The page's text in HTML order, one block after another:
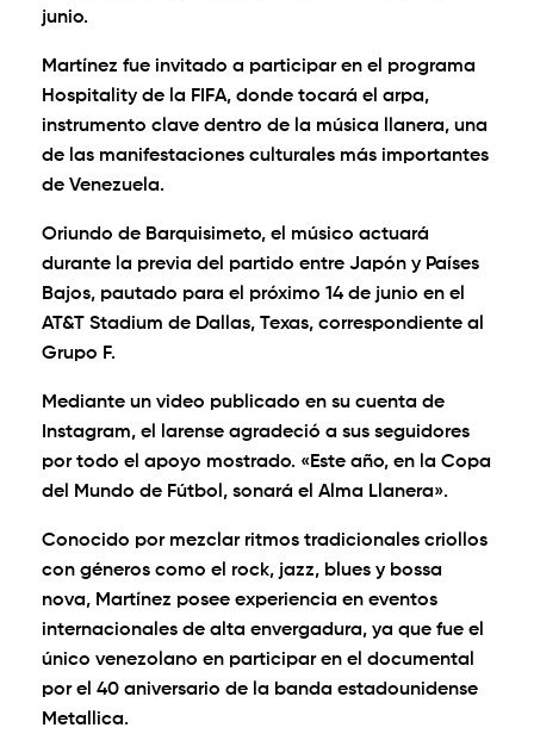
junio.
Martínez fue invitado a participar en el programa
Hospitality de la FIFA, donde tocará el arpa,
instrumento clave dentro de la música llanera, una
de las manifestaciones culturales más importantes
de Venezuela.
Oriundo de Barquisimeto, el músico actuará
durante la previa del partido entre Japón y Países
Bajos, pautado para el próximo 14 de junio en el
AT&T Stadium de Dallas, Texas, correspondiente al
Grupo F.
Mediante un video publicado en su cuenta de
Instagram, el larense agradeció a sus seguidores
por todo el apoyo mostrado. «Este año, en la Copa
del Mundo de Fútbol, sonará el Alma Llanera».
Conocido por mezclar ritmos tradicionales criollos
con géneros como el rock, jazz, blues y bossa
nova, Martínez posee experiencia en eventos
internacionales de alta envergadura, ya que fue el
único venezolano en participar en el documental
por el 40 aniversario de la banda estadounidense
Metallica.